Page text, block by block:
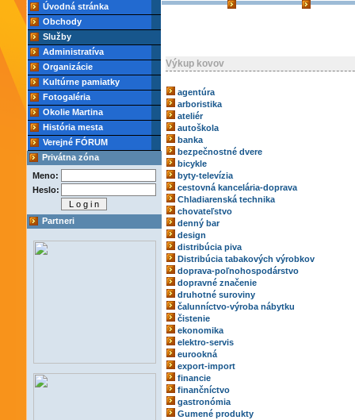
Úvodná stránka
Obchody
Služby
Administratíva
Organizácie
Kultúrne pamiatky
Fotogaléria
Okolie Martina
História mesta
Verejné FÓRUM
Privátna zóna
Meno:
Heslo:
Partneri
Výkup kovov
agentúra
arboristika
ateliér
autoškola
banka
bezpečnostné dvere
bicykle
byty-televízia
cestovná kancelária-doprava
Chladiarenská technika
chovateľstvo
denný bar
design
distribúcia piva
Distribúcia tabakových výrobkov
doprava-poľnohospodárstvo
dopravné značenie
druhotné suroviny
čalunníctvo-výroba nábytku
čistenie
ekonomika
elektro-servis
eurookná
export-import
financie
finančníctvo
gastronómia
Gumené produkty